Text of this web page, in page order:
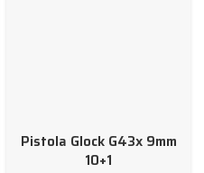
Pistola Glock G43x 9mm
10+1